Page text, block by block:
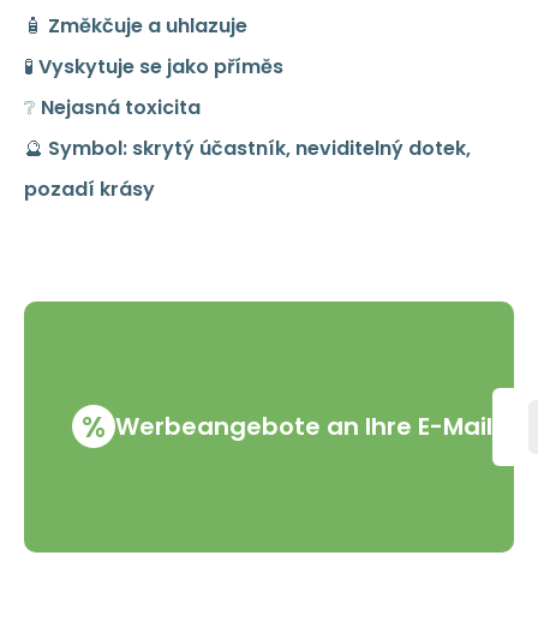
🧴 Změkčuje a uhlazuje
🧪 Vyskytuje se jako příměs
❔ Nejasná toxicita
🔮 Symbol: skrytý účastník, neviditelný dotek,
pozadí krásy
% Werbeangebote an Ihre E-Mail